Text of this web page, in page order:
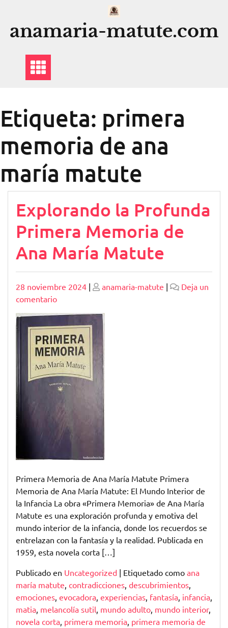
contenido
anamaria-matute.com
Etiqueta: primera
memoria de ana
maría matute
Explorando la Profunda
Primera Memoria de
Ana María Matute
Publicado
28 noviembre 2024 | Publicado
anamaria-matute |
Deja un
comentarioen
Explorando
Profunda
Primera
Memoria
de
Ana
Matute
Primera Memoria de Ana María Matute Primera
Memoria de Ana María Matute: El Mundo Interior de
la Infancia La obra «Primera Memoria» de Ana María
Matute es una exploración profunda y emotiva del
mundo interior de la infancia, donde los recuerdos se
entrelazan con la fantasía y la realidad. Publicada en
1959, esta novela corta […]
Publicado en Uncategorized | Etiquetado como ana
maría matute, contradicciones, descubrimientos,
emociones, evocadora, experiencias, fantasía, infancia,
matia, melancolía sutil, mundo adulto, mundo interior,
novela corta, primera memoria, primera memoria de